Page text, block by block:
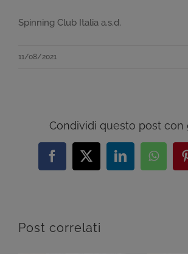
Spinning Club Italia a.s.d.
11/08/2021
Condividi questo post con
Facebook
X LinkedIn
Post correlati